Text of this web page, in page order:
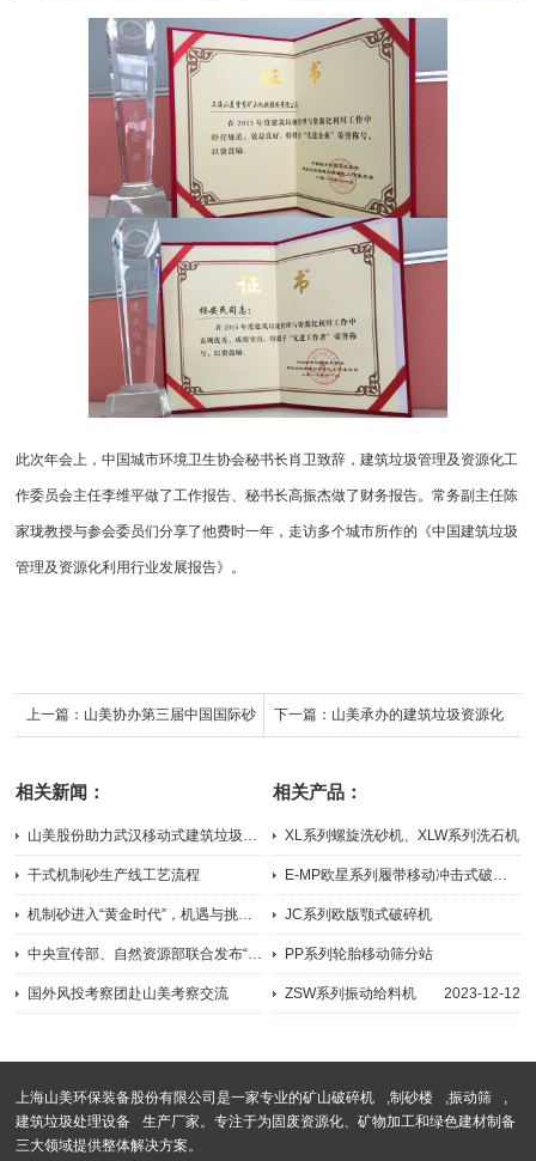
此次年会上，中国城市环境卫生协会秘书长肖卫致辞，建筑垃圾管理及资源化工
作委员会主任李维平做了工作报告、秘书长高振杰做了财务报告。常务副主任陈
家珑教授与参会委员们分享了他费时一年，走访多个城市所作的《中国建筑垃圾
管理及资源化利用行业发展报告》。
上一篇： 山美协办第三届中国国际砂
料大会
下一篇： 山美承办的建筑垃圾资源化
相关新闻：
2017-09-22
干式机制砂生产线工艺流程
2021-06-16
2019-05-24
2026-03-19
国外风投考察团赴山美考察交流
相关产品：
XL系列螺旋洗砂机、XLW系列洗石机
2023-11-10
JC系列欧版颚式破碎机
PP系列轮胎移动筛分站
2024-09-05
ZSW系列振动给料机 2023-12-12
上海山美环保装备股份有限公司是一家专业的矿山破碎机 ,制砂楼 ,振动筛
建筑垃圾处理设备
生产厂家。专注于为固废资源化、矿物加工和绿色建材制备
三大领域提供整体解决方案。